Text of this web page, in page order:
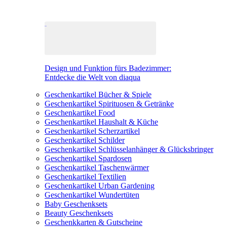
Design und Funktion fürs Badezimmer:
Entdecke die Welt von diaqua
Geschenkartikel Bücher & Spiele
Geschenkartikel Spirituosen & Getränke
Geschenkartikel Food
Geschenkartikel Haushalt & Küche
Geschenkartikel Scherzartikel
Geschenkartikel Schilder
Geschenkartikel Schlüsselanhänger & Glücksbringer
Geschenkartikel Spardosen
Geschenkartikel Taschenwärmer
Geschenkartikel Textilien
Geschenkartikel Urban Gardening
Geschenkartikel Wundertüten
Baby Geschenksets
Beauty Geschenksets
Geschenkkarten & Gutscheine